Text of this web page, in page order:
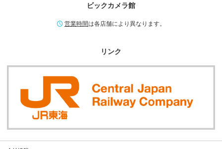
ビックカメラ館
営業時間は各店舗により異なります。
リンク